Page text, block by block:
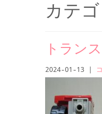
カテ
トラン
2024-01-13